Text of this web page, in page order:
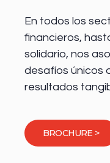
En todos los
financieros,
solidario, nos
desafíos únicos
resultados
BROCHURE >